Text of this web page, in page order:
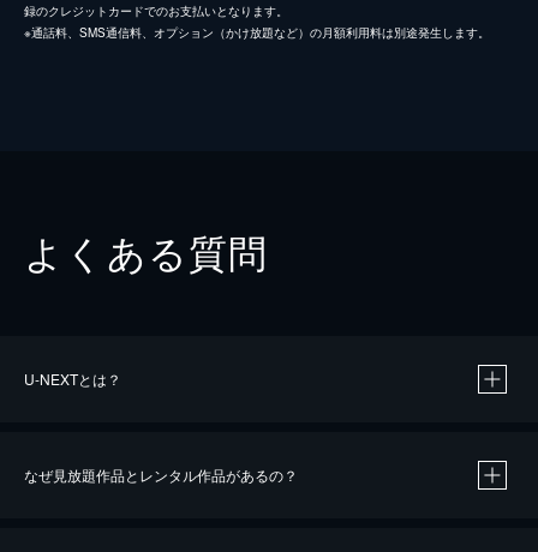
録のクレジットカードでのお支払いとなります。
※通話料、SMS通信料、オプション（かけ放題など）の月額利用料は別途発生します。
よくある質問
U-NEXTとは？
なぜ見放題作品とレンタル作品があるの？